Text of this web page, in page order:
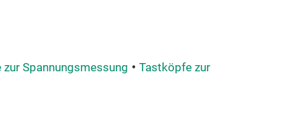
Spannungsmessung
Tastköpfe zur